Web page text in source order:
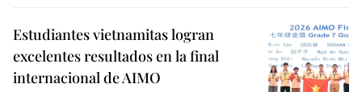
Estudiantes vietnamitas logran
excelentes resultados en la final
internacional de AIMO